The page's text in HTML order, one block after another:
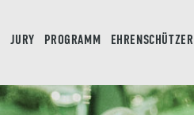
JURY PROGRAMM EHRENSCHÜTZER